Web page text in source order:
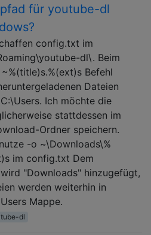
für youtube-dl
config.txt im
dl\. Beim
Befehl
Dateien
Ich möchte die
stattdessen im
Ordner speichern.
-o ~\Downloads\%
im config.txt Dem
"Downloads" hinzugefügt,
werden weiterhin in
Mappe.
dl